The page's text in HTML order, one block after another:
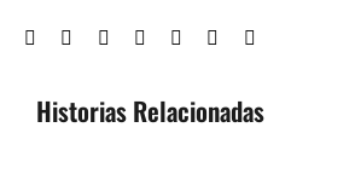
Historias Relacionadas